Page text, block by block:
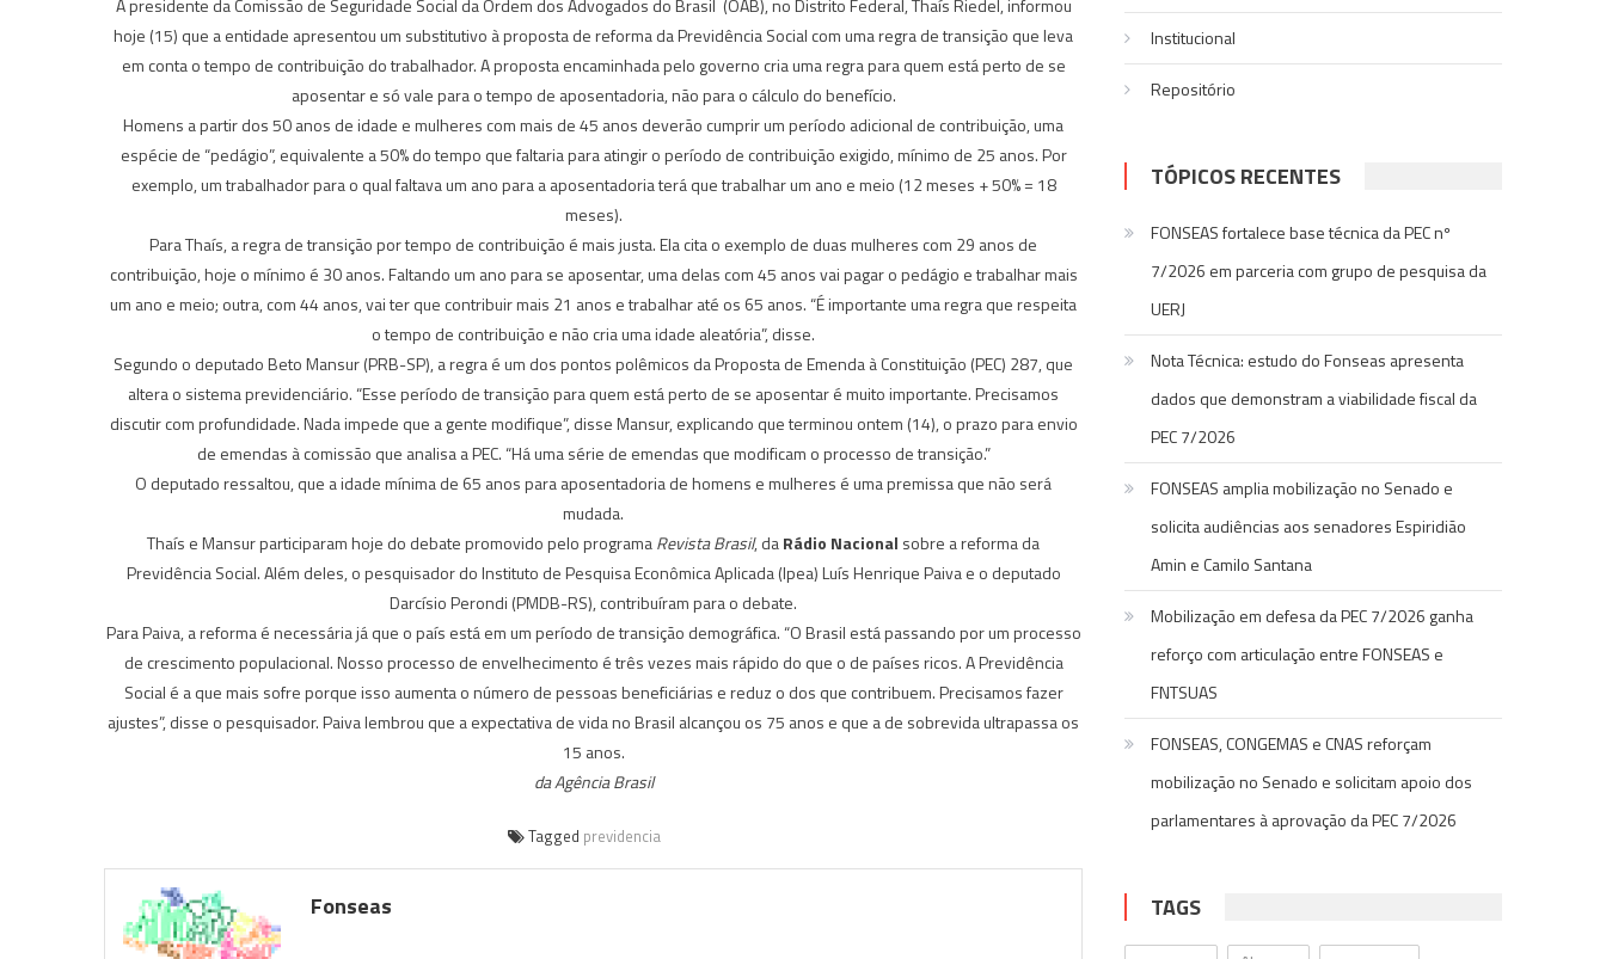
A presidente da Comissão de Seguridade Social da Ordem dos Advogados do Brasil (OAB), no Distrito Federal, Thaís Riedel, informou
hoje (15) que a entidade apresentou um substitutivo à proposta de reforma da Previdência Social com uma regra de transição que leva
em conta o tempo de contribuição do trabalhador. A proposta encaminhada pelo governo cria uma regra para quem está perto de se
aposentar e só vale para o tempo de aposentadoria, não para o cálculo do benefício.
Homens a partir dos 50 anos de idade e mulheres com mais de 45 anos deverão cumprir um período adicional de contribuição, uma
espécie de “pedágio”, equivalente a 50% do tempo que faltaria para atingir o período de contribuição exigido, mínimo de 25 anos. Por
exemplo, um trabalhador para o qual faltava um ano para a aposentadoria terá que trabalhar um ano e meio (12 meses + 50% = 18
meses).
Para Thaís, a regra de transição por tempo de contribuição é mais justa. Ela cita o exemplo de duas mulheres com 29 anos de
contribuição, hoje o mínimo é 30 anos. Faltando um ano para se aposentar, uma delas com 45 anos vai pagar o pedágio e trabalhar mais
um ano e meio; outra, com 44 anos, vai ter que contribuir mais 21 anos e trabalhar até os 65 anos. “É importante uma regra que respeita
o tempo de contribuição e não cria uma idade aleatória”, disse.
Segundo o deputado Beto Mansur (PRB-SP), a regra é um dos pontos polêmicos da Proposta de Emenda à Constituição (PEC) 287, que
altera o sistema previdenciário. “Esse período de transição para quem está perto de se aposentar é muito importante. Precisamos
discutir com profundidade. Nada impede que a gente modifique”, disse Mansur, explicando que terminou ontem (14), o prazo para envio
de emendas à comissão que analisa a PEC. “Há uma série de emendas que modificam o processo de transição.”
O deputado ressaltou, que a idade mínima de 65 anos para aposentadoria de homens e mulheres é uma premissa que não será
mudada.
Thaís e Mansur participaram hoje do debate promovido pelo programaRevista Brasil, daRádio Nacional sobre a reforma da
Previdência Social. Além deles, o pesquisador do Instituto de Pesquisa Econômica Aplicada (Ipea) Luís Henrique Paiva e o deputado
Darcísio Perondi (PMDB-RS), contribuíram para o debate.
Para Paiva, a reforma é necessária já que o país está em um período de transição demográfica. “O Brasil está passando por um processo
de crescimento populacional. Nosso processo de envelhecimento é três vezes mais rápido do que o de países ricos. A Previdência
Social é a que mais sofre porque isso aumenta o número de pessoas beneficiárias e reduz o dos que contribuem. Precisamos fazer
ajustes”, disse o pesquisador. Paiva lembrou que a expectativa de vida no Brasil alcançou os 75 anos e que a de sobrevida ultrapassa os
15 anos.
da Agência Brasil
Tagged previdencia
Fonseas
Institucional
Repositório
TÓPICOS RECENTES
FONSEAS fortalece base técnica da PEC nº
7/2026 em parceria com grupo de pesquisa da
UERJ
Nota Técnica: estudo do Fonseas apresenta
dados que demonstram a viabilidade fiscal da
PEC 7/2026
FONSEAS amplia mobilização no Senado e
solicita audiências aos senadores Espiridião
Amin e Camilo Santana
Mobilização em defesa da PEC 7/2026 ganha
reforço com articulação entre FONSEAS e
FNTSUAS
FONSEAS, CONGEMAS e CNAS reforçam
mobilização no Senado e solicitam apoio dos
parlamentares à aprovação da PEC 7/2026
TAGS